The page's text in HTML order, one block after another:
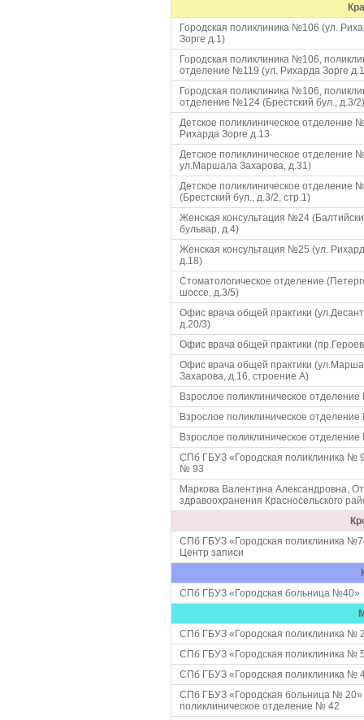
Городская поликлиника №106 (ул.
Зорге д.1)
Городская поликлиника №106,
отделение №119 (ул. Рихарда Зорге
Городская поликлиника №106,
отделение №124 (Брестcкий бул., д.3/2)
Детское поликлиническое отделение
Рихарда Зорге д.13
Детское поликлиническое отделение
ул.Маршала Захарова, д.31)
Детское поликлиническое отделение
(Брестский бул., д.3/2, стр.1)
Женская консультация №24
бульвар, д.4)
Женская консультация №25 (ул.
д.18)
Стоматологическое отделение
шоссе, д.3/5)
Офис врача общей практики
д.20/3)
Офис врача общей практики
Офис врача общей практики
Захарова, д.16, строение А)
Взрослое поликлиническое
Взрослое поликлиническое
Взрослое поликлиническое
СПб ГБУЗ «Городская поликлиника №
№ 93
Маркова Валентина Александровна,
здравоохранения Красносельского
СПб ГБУЗ «Городская поликлиника
Центр записи
СПб ГБУЗ «Городская больница №40»
СПб ГБУЗ «Городская поликлиника №
СПб ГБУЗ «Городская поликлиника №
СПб ГБУЗ «Городская поликлиника №
СПб ГБУЗ «Городская больница № 20»
поликлиническое отделение № 42